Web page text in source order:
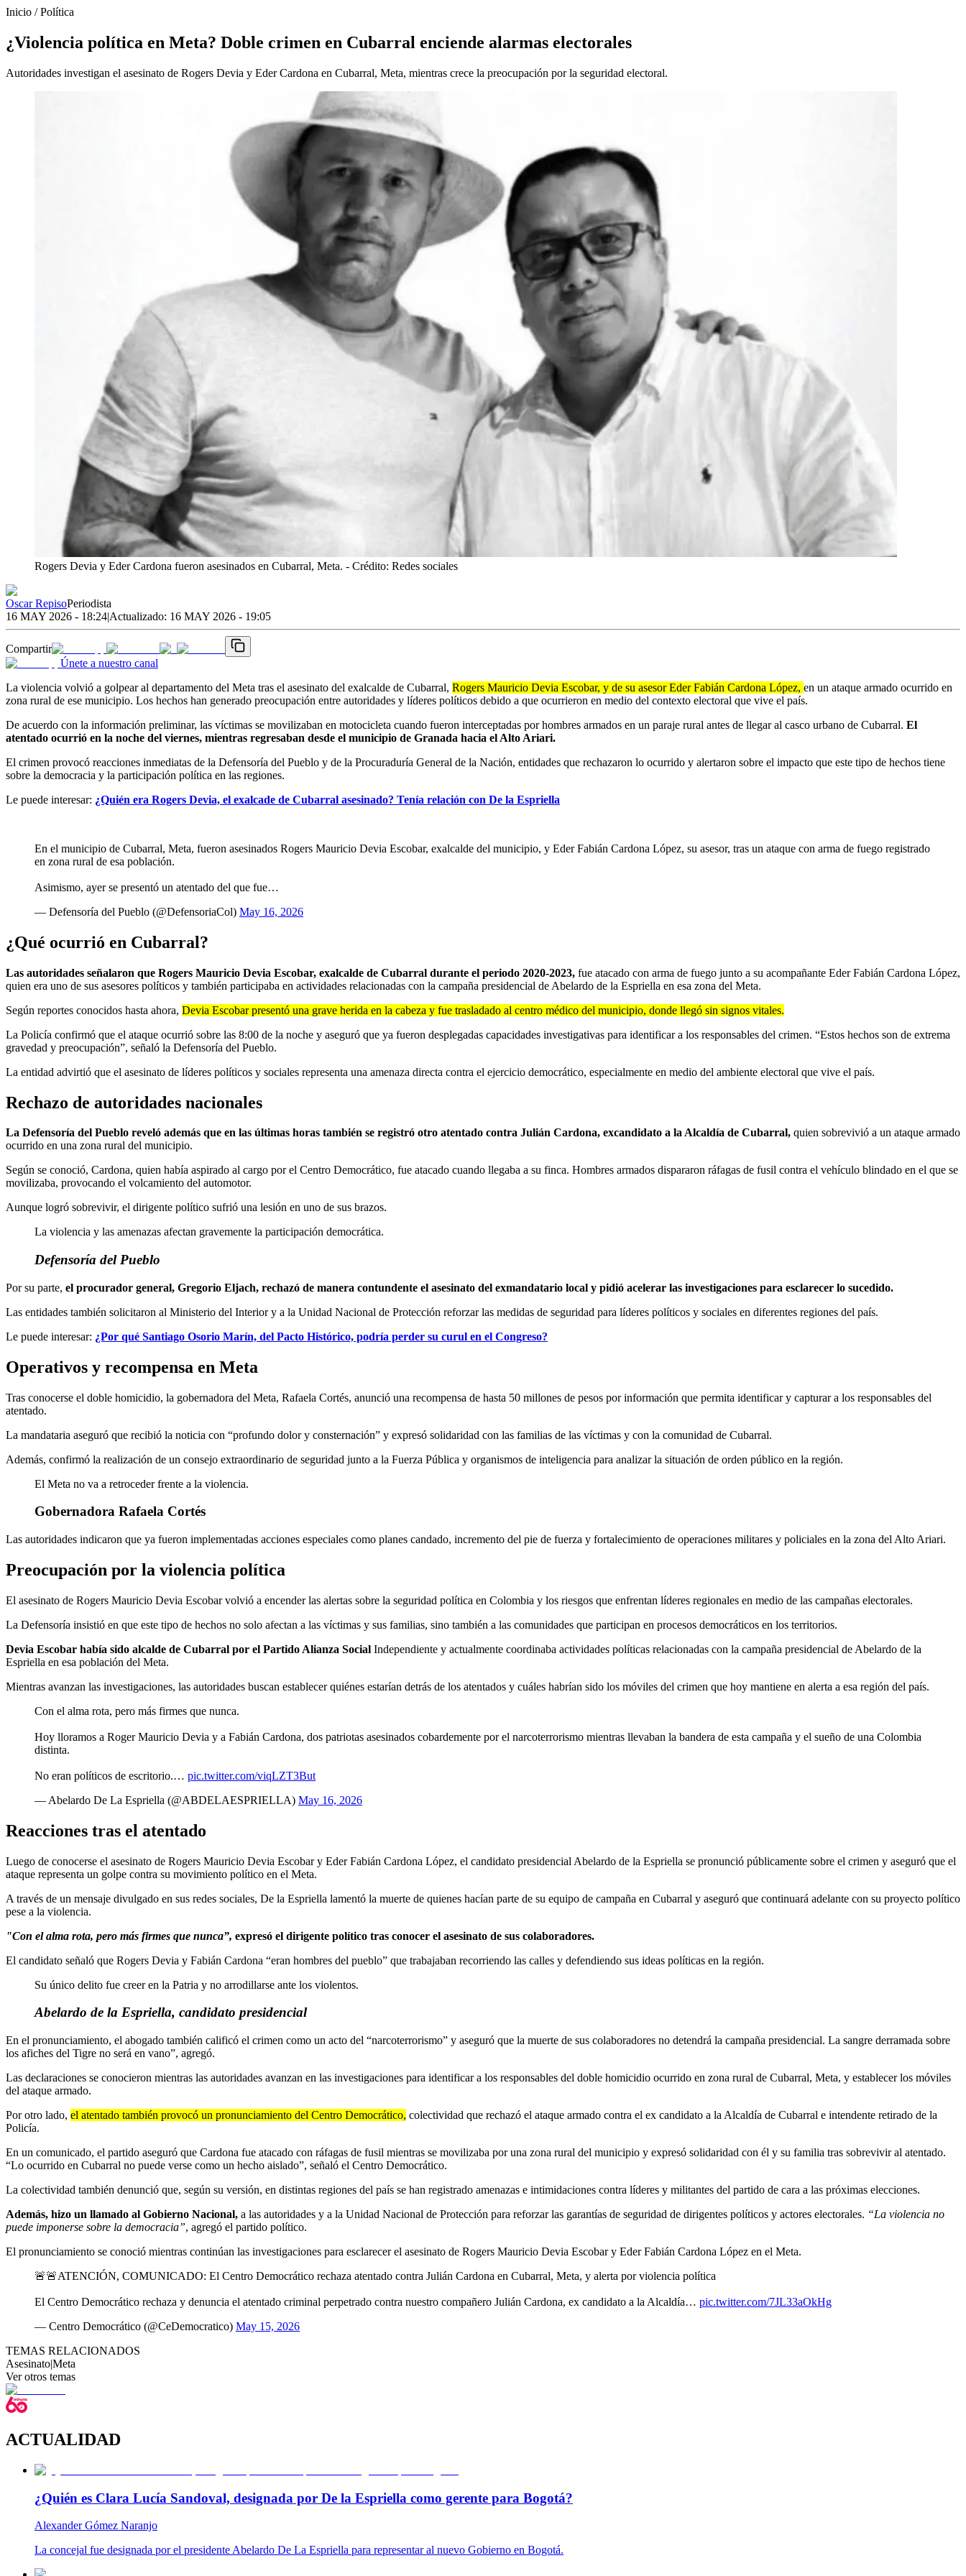
Inicio /Política
¿Violencia política en Meta? Doble crimen en Cubarral enciende alarmas electorales
Autoridades investigan el asesinato de Rogers Devia y Eder Cardona en Cubarral, Meta, mientras crece la preocupación por la seguridad electoral.
Rogers Devia y Eder Cardona fueron asesinados en Cubarral, Meta. - Crédito: Redes sociales
Oscar RepisoPeriodista
16 MAY 2026 - 18:24|Actualizado: 16 MAY 2026 - 19:05
Compartir
Únete a nuestro canal
La violencia volvió a golpear al departamento del Meta tras el asesinato del exalcalde de Cubarral, Rogers Mauricio Devia Escobar, y de su asesor Eder Fabián Cardona López, en un ataque armado ocurrido en
zona rural de ese municipio. Los hechos han generado preocupación entre autoridades y líderes políticos debido a que ocurrieron en medio del contexto electoral que vive el país.
De acuerdo con la información preliminar, las víctimas se movilizaban en motocicleta cuando fueron interceptadas por hombres armados en un paraje rural antes de llegar al casco urbano de Cubarral. El
atentado ocurrió en la noche del viernes, mientras regresaban desde el municipio de Granada hacia el Alto Ariari.
El crimen provocó reacciones inmediatas de la Defensoría del Pueblo y de la Procuraduría General de la Nación, entidades que rechazaron lo ocurrido y alertaron sobre el impacto que este tipo de hechos tiene
sobre la democracia y la participación política en las regiones.
Le puede interesar: ¿Quién era Rogers Devia, el exalcade de Cubarral asesinado? Tenía relación con De la Espriella
En el municipio de Cubarral, Meta, fueron asesinados Rogers Mauricio Devia Escobar, exalcalde del municipio, y Eder Fabián Cardona López, su asesor, tras un ataque con arma de fuego registrado
en zona rural de esa población.
Asimismo, ayer se presentó un atentado del que fue…
— Defensoría del Pueblo (@DefensoriaCol) May 16, 2026
¿Qué ocurrió en Cubarral?
Las autoridades señalaron que Rogers Mauricio Devia Escobar, exalcalde de Cubarral durante el periodo 2020-2023, fue atacado con arma de fuego junto a su acompañante Eder Fabián Cardona López,
quien era uno de sus asesores políticos y también participaba en actividades relacionadas con la campaña presidencial de Abelardo de la Espriella en esa zona del Meta.
Según reportes conocidos hasta ahora, Devia Escobar presentó una grave herida en la cabeza y fue trasladado al centro médico del municipio, donde llegó sin signos vitales.
La Policía confirmó que el ataque ocurrió sobre las 8:00 de la noche y aseguró que ya fueron desplegadas capacidades investigativas para identificar a los responsables del crimen. “Estos hechos son de extrema
gravedad y preocupación”, señaló la Defensoría del Pueblo.
La entidad advirtió que el asesinato de líderes políticos y sociales representa una amenaza directa contra el ejercicio democrático, especialmente en medio del ambiente electoral que vive el país.
Rechazo de autoridades nacionales
La Defensoría del Pueblo reveló además que en las últimas horas también se registró otro atentado contra Julián Cardona, excandidato a la Alcaldía de Cubarral, quien sobrevivió a un ataque armado
ocurrido en una zona rural del municipio.
Según se conoció, Cardona, quien había aspirado al cargo por el Centro Democrático, fue atacado cuando llegaba a su finca. Hombres armados dispararon ráfagas de fusil contra el vehículo blindado en el que se
movilizaba, provocando el volcamiento del automotor.
Aunque logró sobrevivir, el dirigente político sufrió una lesión en uno de sus brazos.
La violencia y las amenazas afectan gravemente la participación democrática.
Defensoría del Pueblo
Por su parte, el procurador general, Gregorio Eljach, rechazó de manera contundente el asesinato del exmandatario local y pidió acelerar las investigaciones para esclarecer lo sucedido.
Las entidades también solicitaron al Ministerio del Interior y a la Unidad Nacional de Protección reforzar las medidas de seguridad para líderes políticos y sociales en diferentes regiones del país.
Le puede interesar: ¿Por qué Santiago Osorio Marín, del Pacto Histórico, podría perder su curul en el Congreso?
Operativos y recompensa en Meta
Tras conocerse el doble homicidio, la gobernadora del Meta, Rafaela Cortés, anunció una recompensa de hasta 50 millones de pesos por información que permita identificar y capturar a los responsables del
atentado.
La mandataria aseguró que recibió la noticia con “profundo dolor y consternación” y expresó solidaridad con las familias de las víctimas y con la comunidad de Cubarral.
Además, confirmó la realización de un consejo extraordinario de seguridad junto a la Fuerza Pública y organismos de inteligencia para analizar la situación de orden público en la región.
El Meta no va a retroceder frente a la violencia.
Gobernadora Rafaela Cortés
Las autoridades indicaron que ya fueron implementadas acciones especiales como planes candado, incremento del pie de fuerza y fortalecimiento de operaciones militares y policiales en la zona del Alto Ariari.
Preocupación por la violencia política
El asesinato de Rogers Mauricio Devia Escobar volvió a encender las alertas sobre la seguridad política en Colombia y los riesgos que enfrentan líderes regionales en medio de las campañas electorales.
La Defensoría insistió en que este tipo de hechos no solo afectan a las víctimas y sus familias, sino también a las comunidades que participan en procesos democráticos en los territorios.
Devia Escobar había sido alcalde de Cubarral por el Partido Alianza Social Independiente y actualmente coordinaba actividades políticas relacionadas con la campaña presidencial de Abelardo de la
Espriella en esa población del Meta.
Mientras avanzan las investigaciones, las autoridades buscan establecer quiénes estarían detrás de los atentados y cuáles habrían sido los móviles del crimen que hoy mantiene en alerta a esa región del país.
Con el alma rota, pero más firmes que nunca.
Hoy lloramos a Roger Mauricio Devia y a Fabián Cardona, dos patriotas asesinados cobardemente por el narcoterrorismo mientras llevaban la bandera de esta campaña y el sueño de una Colombia
distinta.
No eran políticos de escritorio.… pic.twitter.com/viqLZT3But
— Abelardo De La Espriella (@ABDELAESPRIELLA) May 16, 2026
Reacciones tras el atentado
Luego de conocerse el asesinato de Rogers Mauricio Devia Escobar y Eder Fabián Cardona López, el candidato presidencial Abelardo de la Espriella se pronunció públicamente sobre el crimen y aseguró que el
ataque representa un golpe contra su movimiento político en el Meta.
A través de un mensaje divulgado en sus redes sociales, De la Espriella lamentó la muerte de quienes hacían parte de su equipo de campaña en Cubarral y aseguró que continuará adelante con su proyecto político
pese a la violencia.
"Con el alma rota, pero más firmes que nunca”, expresó el dirigente político tras conocer el asesinato de sus colaboradores.
El candidato señaló que Rogers Devia y Fabián Cardona “eran hombres del pueblo” que trabajaban recorriendo las calles y defendiendo sus ideas políticas en la región.
Su único delito fue creer en la Patria y no arrodillarse ante los violentos.
Abelardo de la Espriella, candidato presidencial
En el pronunciamiento, el abogado también calificó el crimen como un acto del “narcoterrorismo” y aseguró que la muerte de sus colaboradores no detendrá la campaña presidencial. La sangre derramada sobre
los afiches del Tigre no será en vano”, agregó.
Las declaraciones se conocieron mientras las autoridades avanzan en las investigaciones para identificar a los responsables del doble homicidio ocurrido en zona rural de Cubarral, Meta, y establecer los móviles
del ataque armado.
Por otro lado, el atentado también provocó un pronunciamiento del Centro Democrático, colectividad que rechazó el ataque armado contra el ex candidato a la Alcaldía de Cubarral e intendente retirado de la
Policía.
En un comunicado, el partido aseguró que Cardona fue atacado con ráfagas de fusil mientras se movilizaba por una zona rural del municipio y expresó solidaridad con él y su familia tras sobrevivir al atentado.
“Lo ocurrido en Cubarral no puede verse como un hecho aislado”, señaló el Centro Democrático.
La colectividad también denunció que, según su versión, en distintas regiones del país se han registrado amenazas e intimidaciones contra líderes y militantes del partido de cara a las próximas elecciones.
Además, hizo un llamado al Gobierno Nacional, a las autoridades y a la Unidad Nacional de Protección para reforzar las garantías de seguridad de dirigentes políticos y actores electorales. “La violencia no
puede imponerse sobre la democracia”, agregó el partido político.
El pronunciamiento se conoció mientras continúan las investigaciones para esclarecer el asesinato de Rogers Mauricio Devia Escobar y Eder Fabián Cardona López en el Meta.
🚨🚨ATENCIÓN, COMUNICADO: El Centro Democrático rechaza atentado contra Julián Cardona en Cubarral, Meta, y alerta por violencia política
El Centro Democrático rechaza y denuncia el atentado criminal perpetrado contra nuestro compañero Julián Cardona, ex candidato a la Alcaldía… pic.twitter.com/7JL33aOkHg
— Centro Democrático (@CeDemocratico) May 15, 2026
TEMAS RELACIONADOS
Asesinato|Meta
Ver otros temas
ACTUALIDAD
¿Quién es Clara Lucía Sandoval, designada por De la Espriella como gerente para Bogotá?
Alexander Gómez Naranjo
La concejal fue designada por el presidente Abelardo De La Espriella para representar al nuevo Gobierno en Bogotá.